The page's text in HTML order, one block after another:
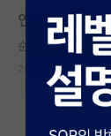
국내대학원 정보
연구실&오픈랩
커뮤니티
커뮤니티 홈
연말이면 다
순수한 미셸 푸코
2023.11.18 18